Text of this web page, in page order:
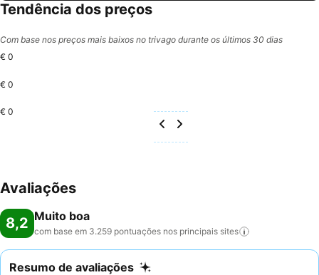
Tendência dos preços
Com base nos preços mais baixos no trivago durante os últimos 30 dias
€ 0
€ 0
€ 0
Avaliações
8,2 Muito boa
com base em 3.259 pontuações nos principais sites
Resumo de avaliações